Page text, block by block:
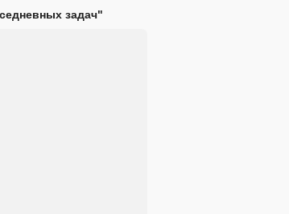
задач"